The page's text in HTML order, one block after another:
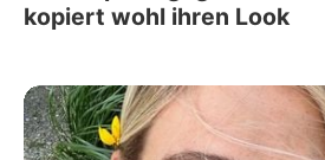
kopiert wohl ihren Look